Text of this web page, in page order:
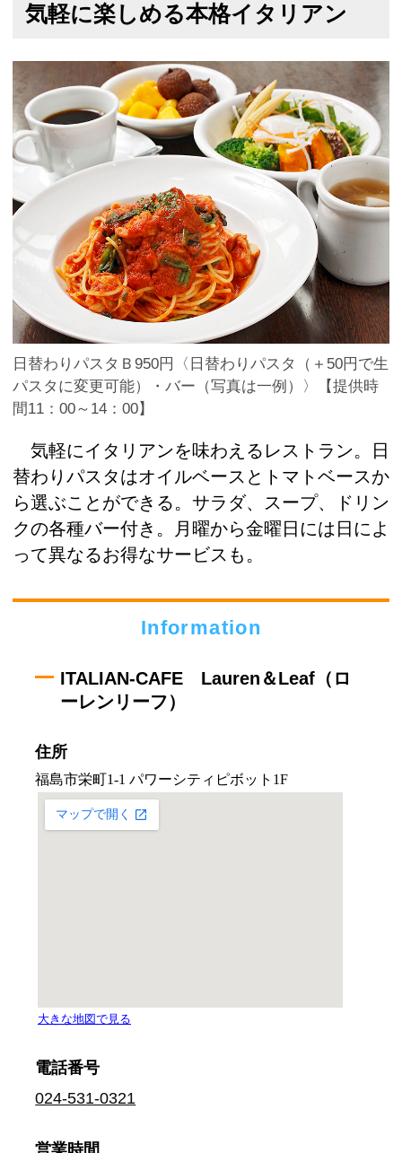
気軽に楽しめる本格イタリアン
日替わりパスタＢ950円〈日替わりパスタ（＋50円で生
パスタに変更可能）・バー（写真は一例）〉【提供時
間11：00～14：00】
気軽にイタリアンを味わえるレストラン。日
替わりパスタはオイルベースとトマトベースか
ら選ぶことができる。サラダ、スープ、ドリン
クの各種バー付き。月曜から金曜日には日によ
って異なるお得なサービスも。
Information
ITALIAN-CAFE Lauren＆Leaf（ロ
ーレンリーフ）
住所
電話番号
024-531-0321
営業時間